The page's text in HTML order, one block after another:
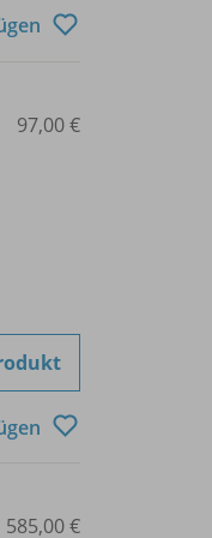
97,00 €
585,00 €